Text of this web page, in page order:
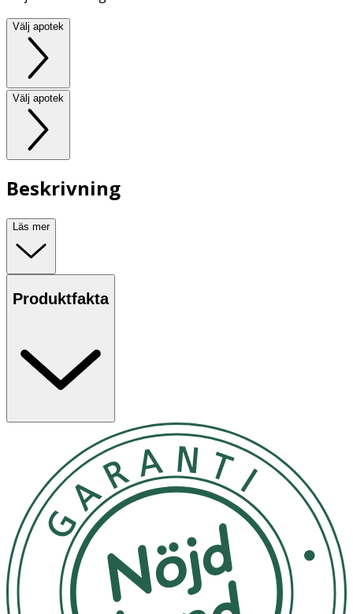
Välj apotek
Välj apotek
Beskrivning
Läs mer
Produktfakta